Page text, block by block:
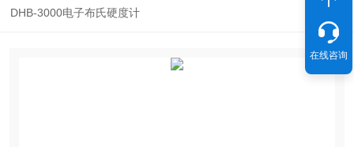
DHB-3000电子布氏硬度计
在线咨询